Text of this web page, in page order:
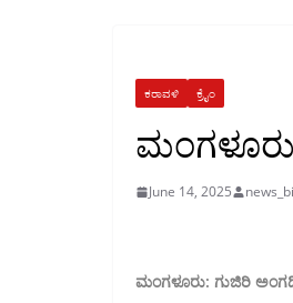
ಕರಾವಳಿ ಕ್ರೈಂ
June 14, 2025
ಮಂಗಳೂರು: ಗುಜಿರಿ